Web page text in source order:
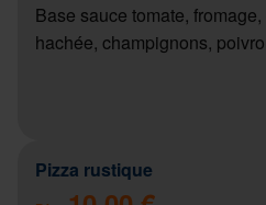
Base sauce tomate,
hachée, champignons,
Pizza rustique